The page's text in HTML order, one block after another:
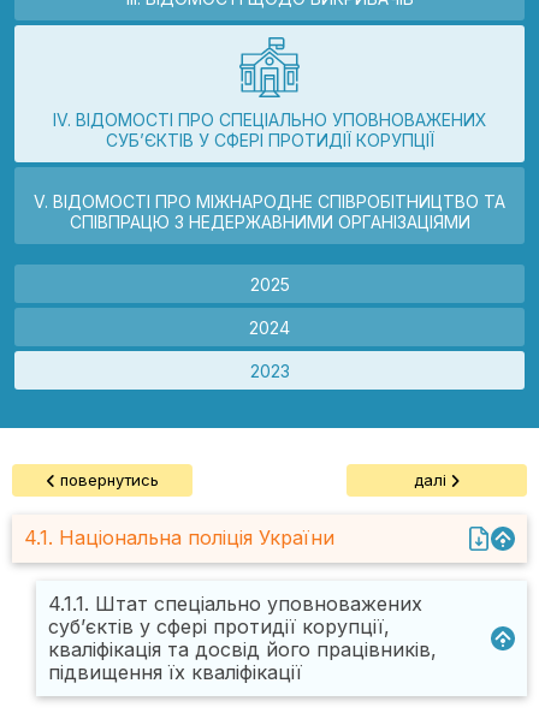
IV. ВІДОМОСТІ ПРО СПЕЦІАЛЬНО УПОВНОВАЖЕНИХ
СУБ’ЄКТІВ У СФЕРІ ПРОТИДІЇ КОРУПЦІЇ
V. ВІДОМОСТІ ПРО МІЖНАРОДНЕ СПІВРОБІТНИЦТВО ТА
СПІВПРАЦЮ З НЕДЕРЖАВНИМИ ОРГАНІЗАЦІЯМИ
2025
2024
2023
повернутись далі
4.1. Національна поліція України
4.1.1. Штат спеціально уповноважених
суб’єктів у сфері протидії корупції,
кваліфікація та досвід його працівників,
підвищення їх кваліфікації